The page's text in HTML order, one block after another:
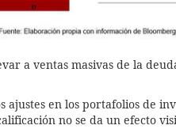
a ventas masivas de la
en los portafolios de
no se da un efecto